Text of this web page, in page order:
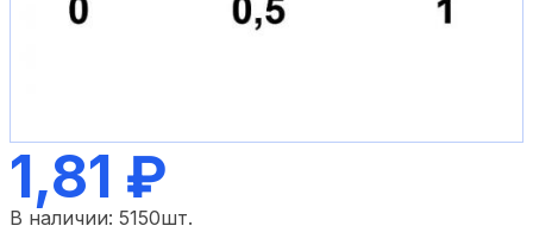
1,81 ₽
В наличии: 5150шт.